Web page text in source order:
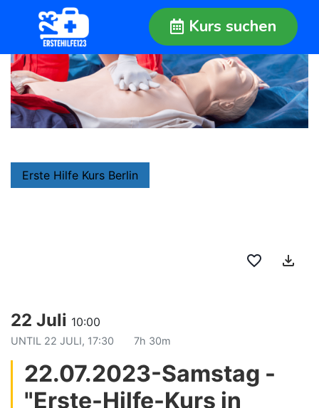
Kurs suchen
Erste Hilfe Kurs Berlin
favorite_border file_download
22 Juli 10:00
UNTIL 22 JULI, 17:30 7h 30m
22.07.2023-Samstag -
"Erste-Hilfe-Kurs in